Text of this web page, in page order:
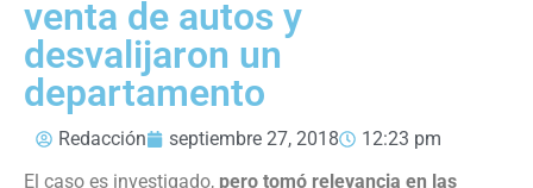
venta de autos y
desvalijaron un
departamento
Redacción septiembre 27, 2018
12:23 pm
El caso es investigado, pero tomó relevancia en las